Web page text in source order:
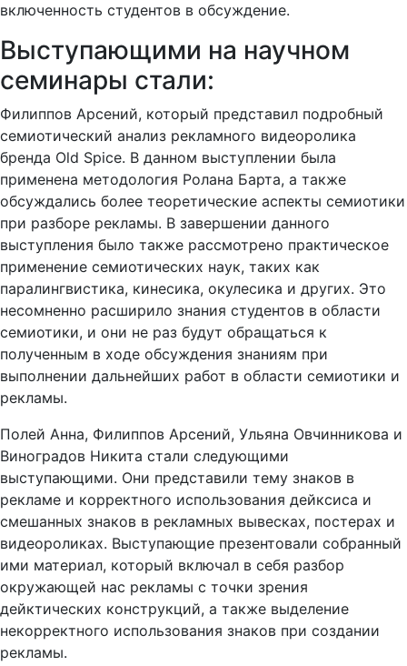
включенность студентов в обсуждение.
Выступающими на научном
семинары стали:
Филиппов Арсений, который представил подробный
семиотический анализ рекламного видеоролика
бренда Old Spice. В данном выступлении была
применена методология Ролана Барта, а также
обсуждались более теоретические аспекты семиотики
при разборе рекламы. В завершении данного
выступления было также рассмотрено практическое
применение семиотических наук, таких как
паралингвистика, кинесика, окулесика и других. Это
несомненно расширило знания студентов в области
семиотики, и они не раз будут обращаться к
полученным в ходе обсуждения знаниям при
выполнении дальнейших работ в области семиотики и
рекламы.
Полей Анна, Филиппов Арсений, Ульяна Овчинникова и
Виноградов Никита стали следующими
выступающими. Они представили тему знаков в
рекламе и корректного использования дейксиса и
смешанных знаков в рекламных вывесках, постерах и
видеороликах. Выступающие презентовали собранный
ими материал, который включал в себя разбор
окружающей нас рекламы с точки зрения
дейктических конструкций, а также выделение
некорректного использования знаков при создании
рекламы.